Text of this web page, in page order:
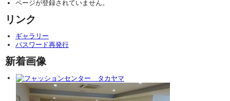
ページが登録されていません。
リンク
ギャラリー
パスワード再発行
新着画像